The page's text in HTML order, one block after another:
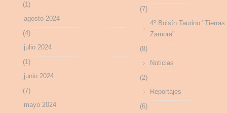
(1)
agosto 2024
(4)
julio 2024
(1)
junio 2024
(7)
mayo 2024
(7)
4º Bolsín Taurino "Tierras
Zamora"
(8)
Noticias
(2)
Reportajes
(6)